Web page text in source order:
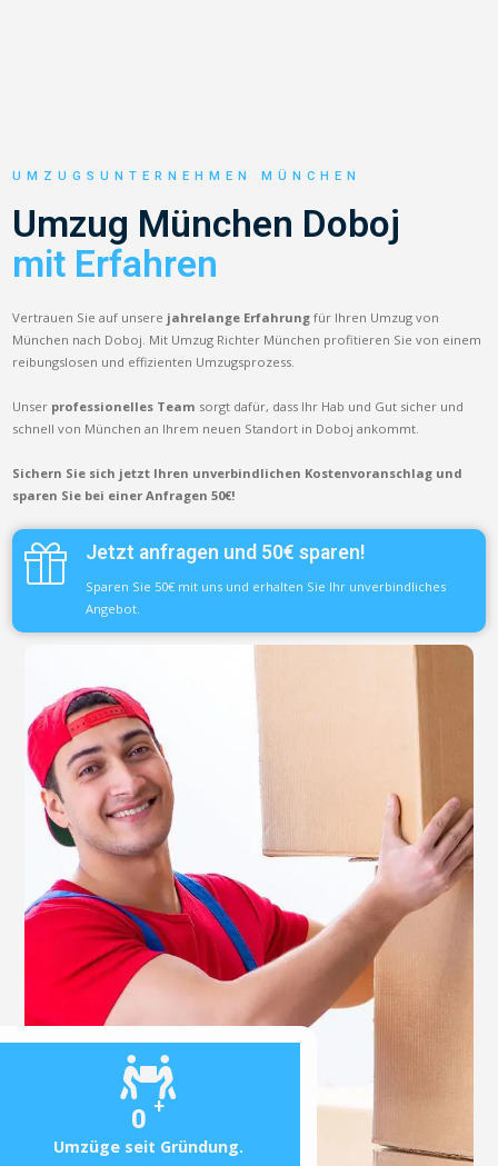
0 +
Umzüge seit Gründung.
UMZUGSUNTERNEHMEN MÜNCHEN
Umzug München Doboj
mit Erfahren
Vertrauen Sie auf unsere jahrelange Erfahrung für Ihren Umzug von
München nach Doboj. Mit Umzug Richter München profitieren Sie von einem
reibungslosen und effizienten Umzugsprozess.
Unser professionelles Team sorgt dafür, dass Ihr Hab und Gut sicher und
schnell von München an Ihrem neuen Standort in Doboj ankommt.
Sichern Sie sich jetzt Ihren unverbindlichen Kostenvoranschlag und
sparen Sie bei einer Anfragen 50€!
Jetzt anfragen und 50€ sparen!
Sparen Sie 50€ mit uns und erhalten Sie Ihr unverbindliches
Angebot.